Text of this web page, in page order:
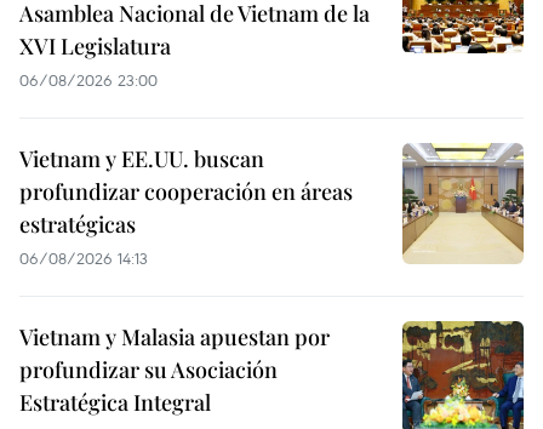
Asamblea Nacional de Vietnam de la
XVI Legislatura
06/08/2026 23:00
Vietnam y EE.UU. buscan
profundizar cooperación en áreas
estratégicas
06/08/2026 14:13
Vietnam y Malasia apuestan por
profundizar su Asociación
Estratégica Integral